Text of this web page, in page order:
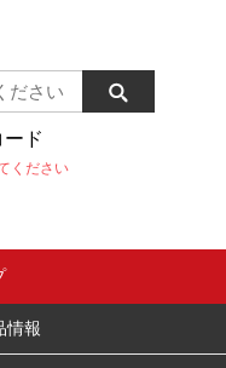
ド
ください
情報